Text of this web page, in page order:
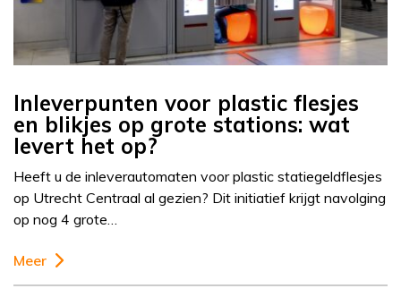
Inleverpunten voor plastic flesjes
en blikjes op grote stations: wat
levert het op?
Heeft u de inleverautomaten voor plastic statiegeldflesjes
op Utrecht Centraal al gezien? Dit initiatief krijgt navolging
op nog 4 grote…
Meer